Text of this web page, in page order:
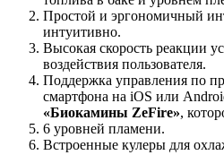
Простой и эргономичный
интуитивно.
Высокая скорость реакции
воздействия пользователя.
Поддержка управления по
смартфона на iOS или
«Биокамины ZeFire»,
6 уровней пламени.
Встроенные кулеры для